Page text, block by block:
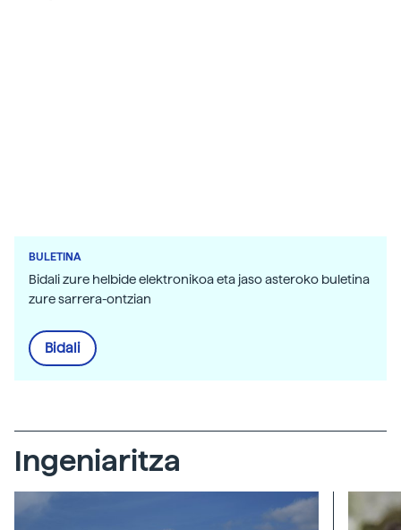
BULETINA
Bidali zure helbide elektronikoa eta jaso asteroko buletina
zure sarrera-ontzian
Bidali
Ingeniaritza